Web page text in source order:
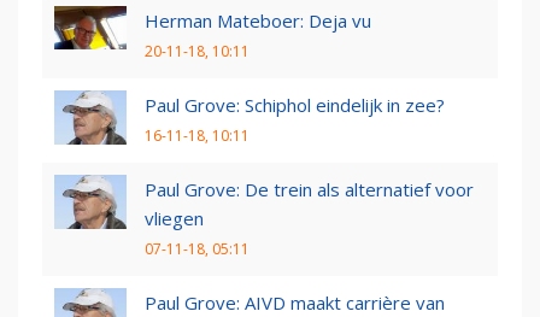
Herman Mateboer: Deja vu
20-11-18, 10:11
Paul Grove: Schiphol eindelijk in zee?
16-11-18, 10:11
Paul Grove: De trein als alternatief voor
vliegen
07-11-18, 05:11
Paul Grove: AIVD maakt carrière van